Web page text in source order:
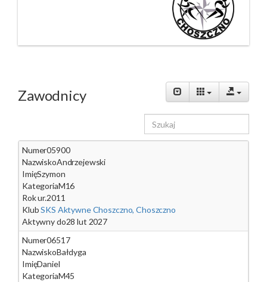
Zawodnicy
Numer05900
NazwiskoAndrzejewski
ImięSzymon
KategoriaM16
Rok ur.2011
KlubSKS Aktywne Choszczno, Choszczno
Aktywny do28 lut 2027
Numer06517
NazwiskoBałdyga
ImięDaniel
KategoriaM45